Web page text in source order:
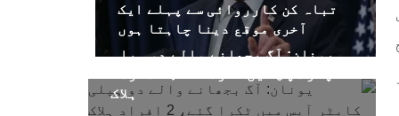
تباہ کن کارروائی سے پہلے ایک
آخری موقع دینا چاہتا ہوں
یونان: آگ بجھانے والے دو ہیلی
ہلاک